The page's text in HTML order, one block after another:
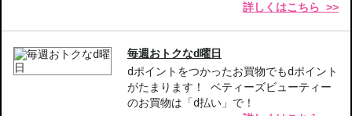
天然エッセンシャルオイル使用-グリーンティとハーブシトラスに
りを楽しめます。
デイリーユースに最適-毎日のライフスタイルに彩りを与えるリフ
レッシュ効果があります。
詳しくはこちら >>
毎週おトクなd曜日
dポイントをつかったお買物でもdポイント
がたまります！ ベティーズビューティー
のお買物は「d払い」で！